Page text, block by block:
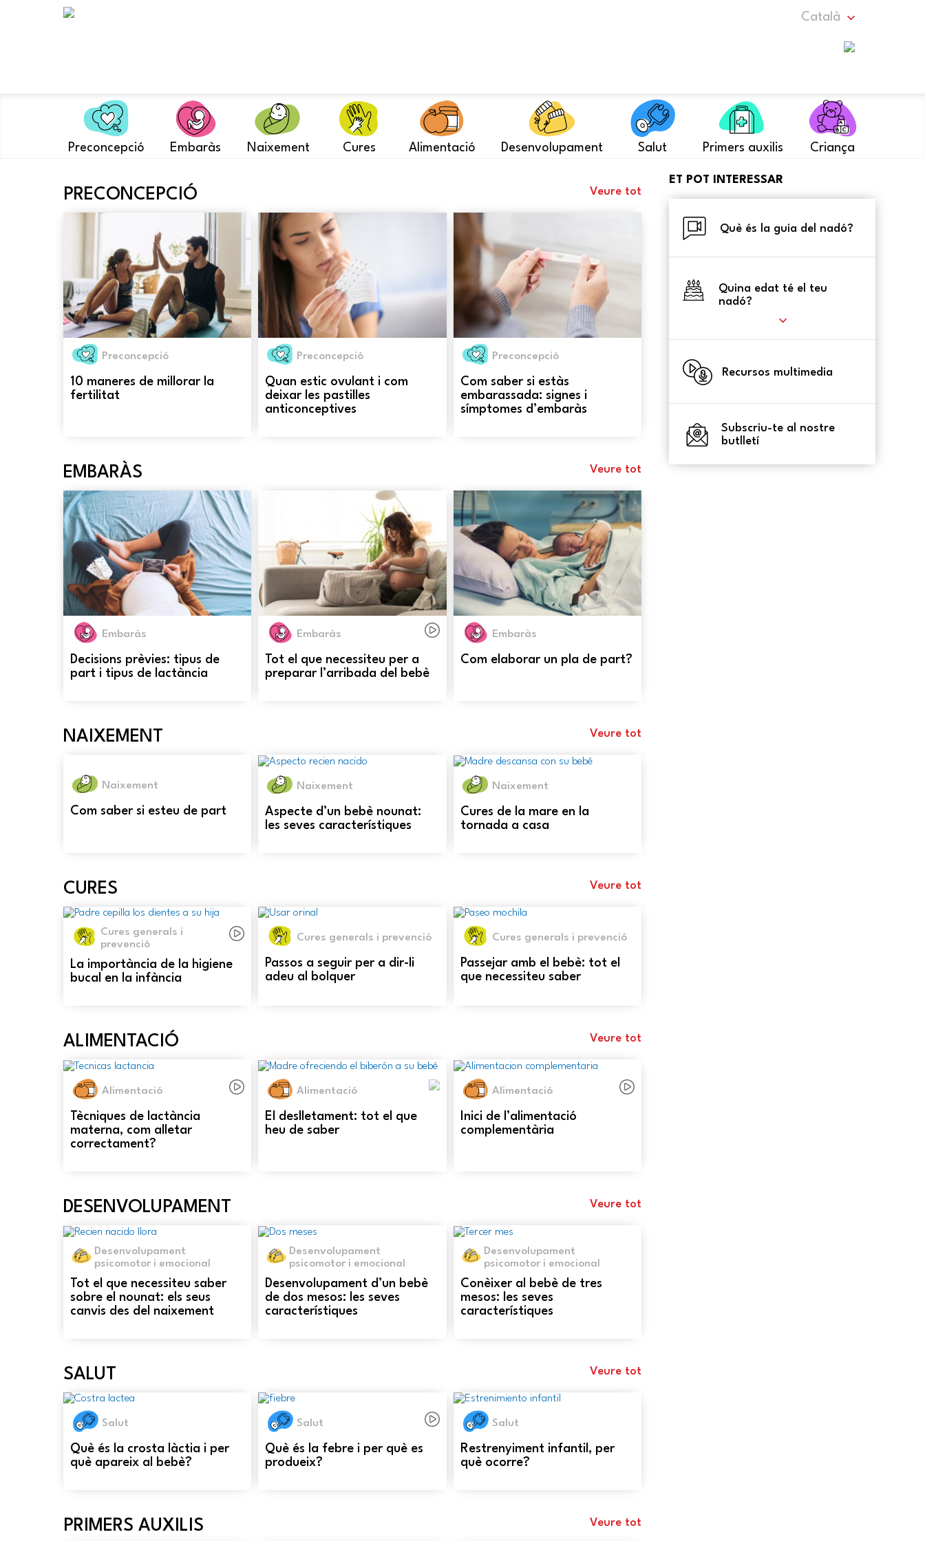
Català
Preconcepció Embaràs Naixement Cures Alimentació Desenvolupament Salut Primers auxilis Criança
PRECONCEPCIÓ Veure tot
Preconcepció
10 maneres de millorar la
fertilitat
Preconcepció
Quan estic ovulant i com
deixar les pastilles
anticonceptives
Preconcepció
Com saber si estàs
embarassada: signes i
símptomes d’embaràs
EMBARÀS Veure tot
Embaràs
Decisions prèvies: tipus de
part i tipus de lactància
Embaràs
Tot el que necessiteu per a
preparar l’arribada del bebè
Embaràs
Com elaborar un pla de part?
NAIXEMENT Veure tot
Naixement
Com saber si esteu de part
Naixement
Aspecte d’un bebè nounat:
les seves característiques
Naixement
Cures de la mare en la
tornada a casa
CURES Veure tot
Cures generals i
prevenció
La importància de la higiene
bucal en la infància
Cures generals i prevenció
Passos a seguir per a dir-li
adeu al bolquer
Cures generals i prevenció
Passejar amb el bebè: tot el
que necessiteu saber
ALIMENTACIÓ Veure tot
Alimentació
Tècniques de lactància
materna, com alletar
correctament?
Alimentació
El deslletament: tot el que
heu de saber
Alimentació
Inici de l’alimentació
complementària
DESENVOLUPAMENT Veure tot
Desenvolupament
psicomotor i emocional
Tot el que necessiteu saber
sobre el nounat: els seus
canvis des del naixement
Desenvolupament
psicomotor i emocional
Desenvolupament d’un bebè
de dos mesos: les seves
característiques
Desenvolupament
psicomotor i emocional
Conèixer al bebè de tres
mesos: les seves
característiques
SALUT Veure tot
Salut
Què és la crosta làctia i per
què apareix al bebè?
Salut
Què és la febre i per què es
produeix?
Salut
Restrenyiment infantil, per
què ocorre?
PRIMERS AUXILIS Veure tot
ET POT INTERESSAR
Què és la guia del nadó?
Quina edat té el teu
nadó?
Recursos multimedia
Subscriu-te al nostre
butlletí